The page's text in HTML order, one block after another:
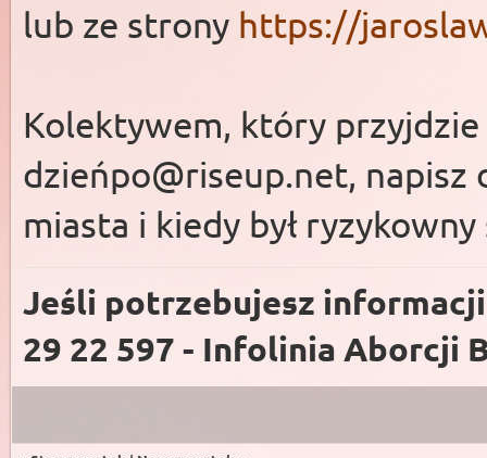
lub ze strony https://
Kolektywem, który przyjdzie
dzieńpo@riseup.net, napisz
miasta i kiedy był
Jeśli potrzebujesz
29 22 597 - Infolinia Aborcji